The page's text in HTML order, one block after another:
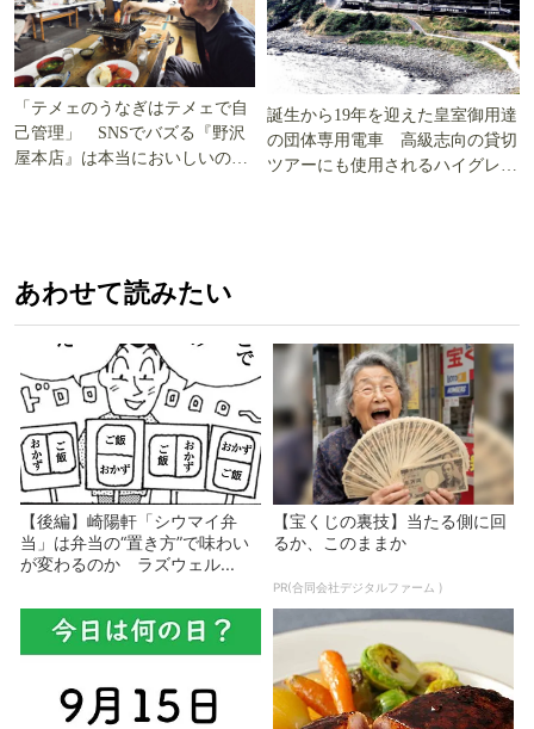
「テメェのうなぎはテメェで自
己管理」 SNSでバズる『野沢
屋本店』は本当においしいの
誕生から19年を迎えた皇室御用達
の団体専用電車 高級志向の貸切
ツアーにも使用されるハイグレー
あわせて読みたい
【後編】崎陽軒「シウマイ弁
当」は弁当の“置き方”で味わい
が変わるのか ラズウェル...
【宝くじの裏技】当たる側に回
るか、このままか
PR(合同会社デジタルファーム )